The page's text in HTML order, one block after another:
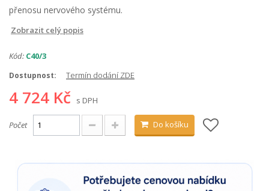
přenosu nervového systému.
Zobrazit celý popis
Kód: C40/3
Dostupnost: Termín dodání ZDE
4 724 Kč s DPH
Počet Do košíku